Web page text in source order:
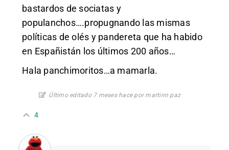
bastardos de sociatas y
populanchos….propugnando las mismas
políticas de olés y pandereta que ha habido
en Españistán los últimos 200 años…
Hala panchimoritos…a mamarla.
Último editado 7 meses hace por martinn paz
4